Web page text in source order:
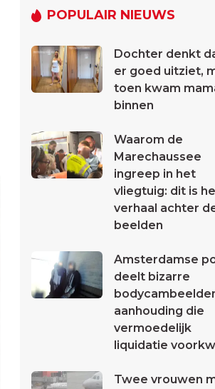
POPULAIR NIEUWS
Dochter denkt
er goed uitziet,
toen kwam
binnen
Waarom de
Marechaussee
ingreep in het
vliegtuig: dit is
verhaal achter
beelden
Amsterdamse
deelt bizarre
aanhouding die
vermoedelijk
liquidatie
Twee vrouwen